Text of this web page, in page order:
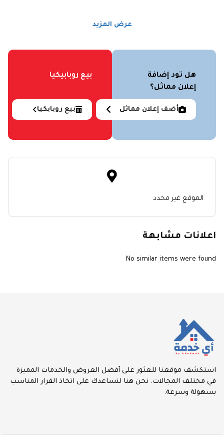
عرض المزيد
هل تود إضافة
إعلان مماثل؟
أضف إعلان مماثل
بيع روبابيكيا
بيع روبابكيا
الموقع غير محدد
اعلانات مشابهة
No similar items were found
استكشف موقعنا للعثور على أفضل العروض والخدمات المميزة
في مختلف المجالات. نحن هنا لنساعدك على اتخاذ القرار المناسب
بسهولة وسرعة.